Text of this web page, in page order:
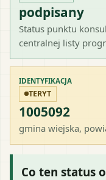
podpisany
Status punktu
centralnej listy
IDENTYFIKACJA
TERYT
1005092
gmina wiejska,
Co ten status